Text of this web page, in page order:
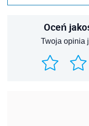
Oceń
Twoja opinia